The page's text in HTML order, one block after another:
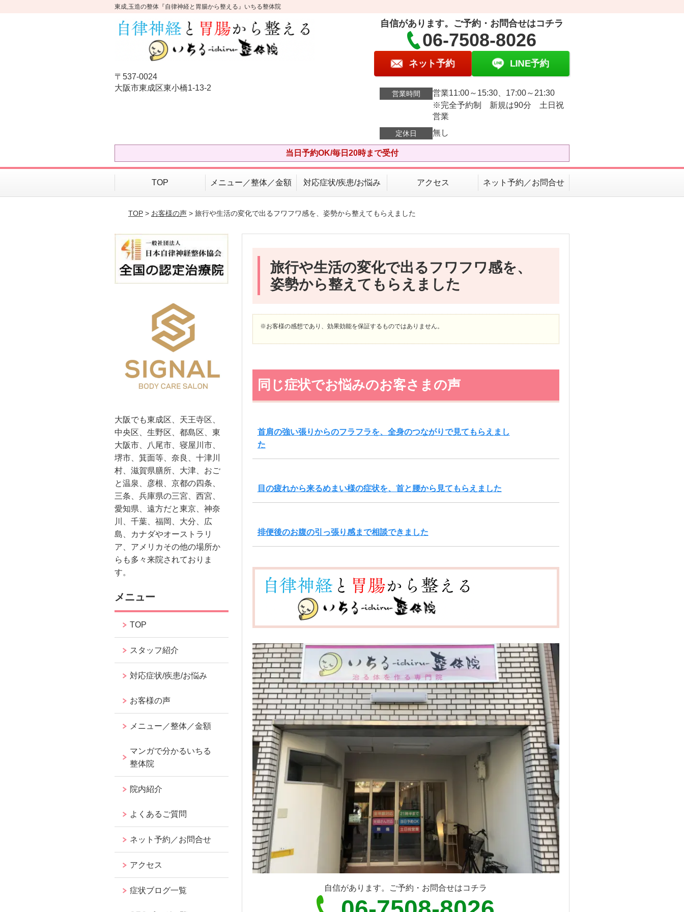
東成,玉造の整体『自律神経と胃腸から整える』いちる整体院
〒537-0024
大阪市東成区東小橋1-13-2
自信があります。ご予約・お問合せはコチラ
06-7508-8026
ネット予約 LINE予約
営業時間
営業11:00～15:30、17:00～21:30
※完全予約制 新規は90分 土日祝
営業
定休日 無し
当日予約OK/毎日20時まで受付
TOP メニュー／整体／金額 対応症状/疾患/お悩み アクセス ネット予約／お問合せ
TOP> お客様の声> 旅行や生活の変化で出るフワフワ感を、姿勢から整えてもらえました
旅行や生活の変化で出るフワフワ感を、
姿勢から整えてもらえました
※お客様の感想であり、効果効能を保証するものではありません。
同じ症状でお悩みのお客さまの声
首肩の強い張りからのフラフラを、全身のつながりで見てもらえまし
た
目の疲れから来るめまい様の症状を、首と腰から見てもらえました
排便後のお腹の引っ張り感まで相談できました
自信があります。ご予約・お問合せはコチラ
大阪でも東成区、天王寺区、
中央区、生野区、都島区、東
大阪市、八尾市、寝屋川市、
堺市、箕面等、奈良、十津川
村、滋賀県膳所、大津、おご
と温泉、彦根、京都の四条、
三条、兵庫県の三宮、西宮、
愛知県、遠方だと東京、神奈
川、千葉、福岡、大分、広
島、カナダやオーストラリ
ア、アメリカその他の場所か
らも多々来院されておりま
す。
メニュー
TOP
スタッフ紹介
対応症状/疾患/お悩み
お客様の声
メニュー／整体／金額
マンガで分かるいちる
整体院
院内紹介
よくあるご質問
ネット予約／お問合せ
アクセス
症状ブログ一覧